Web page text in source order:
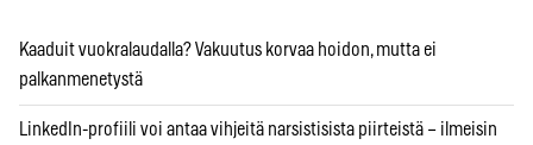
Kaaduit vuokralaudalla? Vakuutus korvaa hoidon, mutta ei
palkanmenetystä
LinkedIn-profiili voi antaa vihjeitä narsistisista piirteistä – ilmeisin